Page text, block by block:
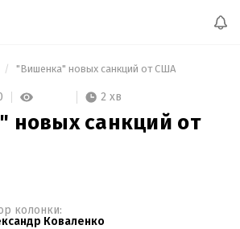
"Вишенка" новых санкций от США
2 хв
новых санкций от
колонки:
Коваленко